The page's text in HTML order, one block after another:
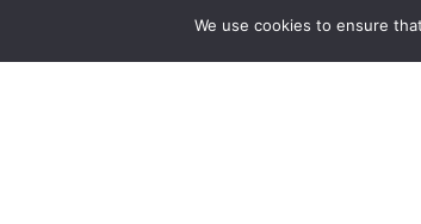
We use cookies to ensure